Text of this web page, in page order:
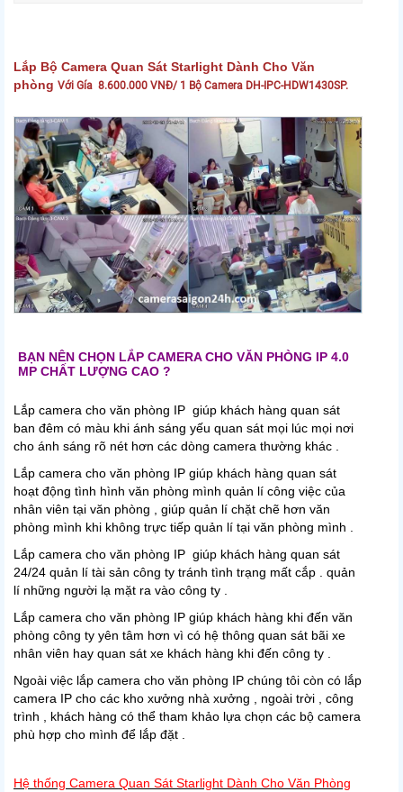
Lắp Bộ Camera Quan Sát Starlight Dành Cho Văn
phòng Với Gía 8.600.000 VNĐ/ 1 Bộ Camera DH-IPC-HDW1430SP.
BẠN NÊN CHỌN LẮP CAMERA CHO VĂN PHÒNG IP 4.0
MP CHẤT LƯỢNG CAO ?
Lắp camera cho văn phòng IP giúp khách hàng quan sát
ban đêm có màu khi ánh sáng yếu quan sát mọi lúc mọi nơi
cho ánh sáng rõ nét hơn các dòng camera thường khác .
Lắp camera cho văn phòng IP giúp khách hàng quan sát
hoạt động tình hình văn phòng mình quản lí công việc của
nhân viên tại văn phòng , giúp quản lí chặt chẽ hơn văn
phòng mình khi không trực tiếp quản lí tại văn phòng mình .
Lắp camera cho văn phòng IP giúp khách hàng quan sát
24/24 quản lí tài sản công ty tránh tình trạng mất cắp . quản
lí những người lạ mặt ra vào công ty .
Lắp camera cho văn phòng IP giúp khách hàng khi đến văn
phòng công ty yên tâm hơn vì có hệ thông quan sát bãi xe
nhân viên hay quan sát xe khách hàng khi đến công ty .
Ngoài việc lắp camera cho văn phòng IP chúng tôi còn có lắp
camera IP cho các kho xưởng nhà xưởng , ngoài trời , công
trình , khách hàng có thể tham khảo lựa chọn các bộ camera
phù hợp cho mình để lắp đặt .
Hệ thống Camera Quan Sát Starlight Dành Cho Văn Phòng